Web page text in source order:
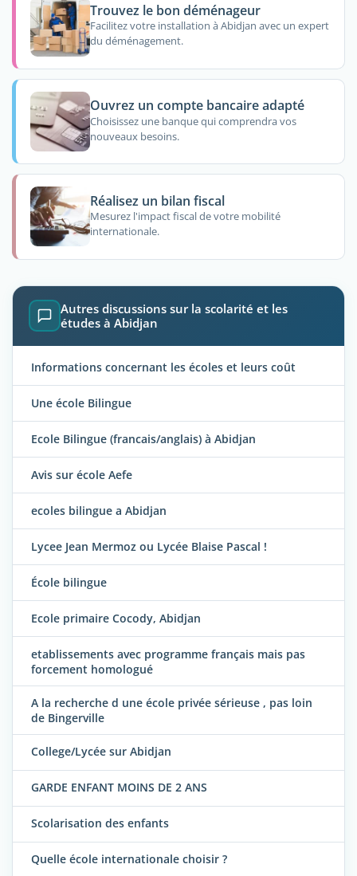
Trouvez le bon déménageur
Facilitez votre installation à Abidjan avec un expert
du déménagement.
Ouvrez un compte bancaire adapté
Choisissez une banque qui comprendra vos
nouveaux besoins.
Réalisez un bilan fiscal
Mesurez l'impact fiscal de votre mobilité
internationale.
Autres discussions sur la scolarité et les
études à Abidjan
Informations concernant les écoles et leurs coût
Une école Bilingue
Ecole Bilingue (francais/anglais) à Abidjan
Avis sur école Aefe
ecoles bilingue a Abidjan
Lycee Jean Mermoz ou Lycée Blaise Pascal !
École bilingue
Ecole primaire Cocody, Abidjan
etablissements avec programme français mais pas
forcement homologué
A la recherche d une école privée sérieuse , pas loin
de Bingerville
College/Lycée sur Abidjan
GARDE ENFANT MOINS DE 2 ANS
Scolarisation des enfants
Quelle école internationale choisir ?